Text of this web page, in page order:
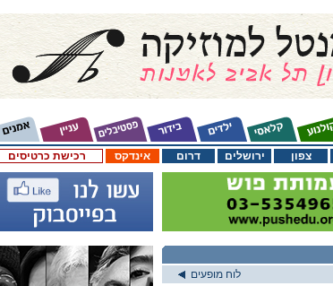
רכישת כרטיסים אינדקס דרום ירושלים צפון
לוח מופעים